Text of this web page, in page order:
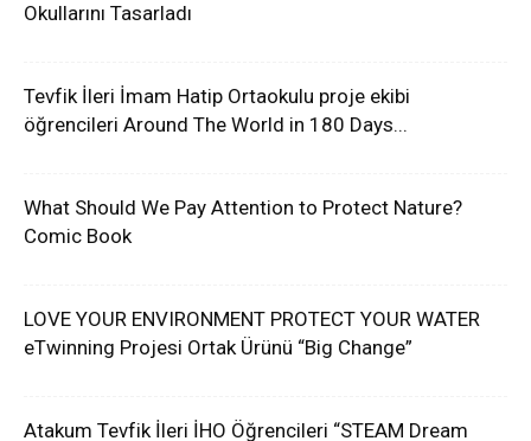
Okullarını Tasarladı
Tevfik İleri İmam Hatip Ortaokulu proje ekibi
öğrencileri Around The World in 180 Days...
What Should We Pay Attention to Protect Nature?
Comic Book
LOVE YOUR ENVIRONMENT PROTECT YOUR WATER
eTwinning Projesi Ortak Ürünü “Big Change”
Atakum Tevfik İleri İHO Öğrencileri “STEAM Dream